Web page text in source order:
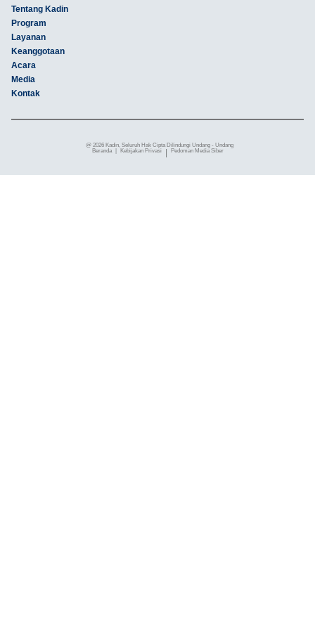
Tentang Kadin
Program
Layanan
Keanggotaan
Acara
Media
Kontak
@ 2026 Kadin, Seluruh Hak Cipta Dilindungi Undang - Undang
Beranda
| Kebijakan Privasi | Pedoman Media Siber